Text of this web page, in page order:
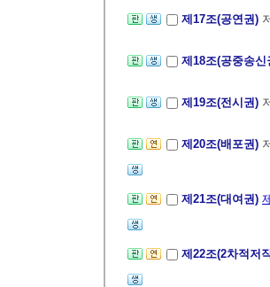
제17조(공연권)
제18조(공중송
제19조(전시권)
제20조(배포권)
제21조(대여권)
제22조(2차적저